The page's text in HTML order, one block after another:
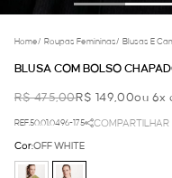
Home/ Roupas Femininas/ Blusas E
BLUSA COM BOLSO
R$ 475,00R$ 149,00ou 6x
REF.50.01.0496-175 COMPARTILHAR
Cor:OFF WHITE